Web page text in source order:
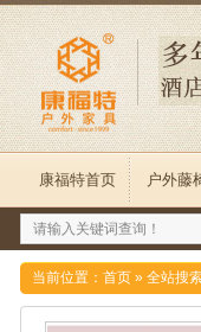
康福特首页 户外藤
当前位置： 首页 » 全站搜